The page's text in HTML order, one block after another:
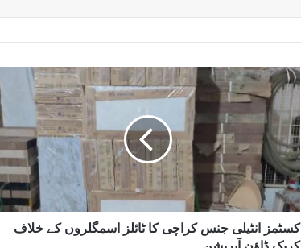
کسٹمز انٹیلی جنس کراچی کا ٹائلز اسمگلروں کے خلاف